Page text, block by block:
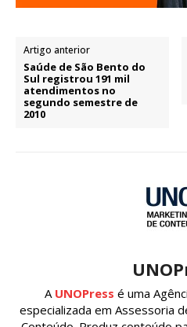
Artigo anterior
Saúde de São Bento do
Sul registrou 191 mil
atendimentos no
segundo semestre de
2010
A UNOPress é uma
especializada em Assessoria